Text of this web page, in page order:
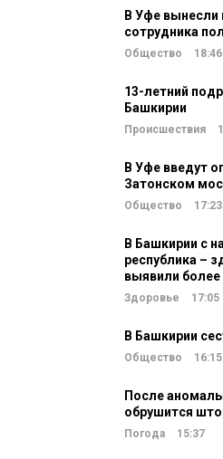
В Уфе вынесли
сотрудника
Общество 18:46
13-летний
Башкирии
Происшествия
В Уфе введут
Затонском
Общество 17:23
В Башкирии с
республика –
выявили более
Здоровье 17:05
В Башкирии
Общество 16:15
После
обрушится
Погода 15:37